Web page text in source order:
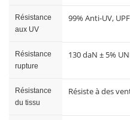
Résistance
aux UV
99% Anti-UV,
Résistance
rupture
130 daN ± 5%
Résistance
du tissu
Résiste à des